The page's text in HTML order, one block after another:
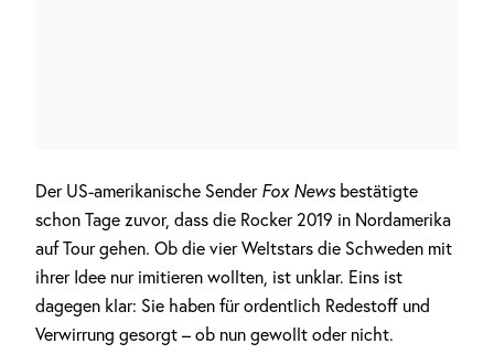
Der US-amerikanische Sender Fox Newsbestätigte
schon Tage zuvor, dass die Rocker 2019 in Nordamerika
auf Tour gehen. Ob die vier Weltstars die Schweden mit
ihrer Idee nur imitieren wollten, ist unklar. Eins ist
dagegen klar: Sie haben für ordentlich Redestoff und
Verwirrung gesorgt – ob nun gewollt oder nicht.